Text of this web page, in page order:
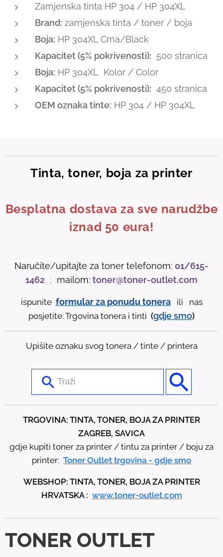
Zamjenska tinta HP 304 / HP 304XL
Brand: zamjenska tinta / toner / boja
Boja: HP 304XL Crna/Black
Kapacitet (5% pokrivenosti): 500 stranica
Boja: HP 304XL Kolor / Color
Kapacitet (5% pokrivenosti): 450 stranica
OEM oznaka tinte: HP 304 / HP 304XL
Tinta, toner, boja za printer
Besplatna dostava za sve narudžbe
iznad 50 eura!
Naručite/upitajte za toner telefonom: 01/615-
1462 ; mailom: toner@toner-outlet.com
ispunite formular za ponudu tonera
ili nas
posjetite: Trgovina tonera i tinti (gdjesmo)
Upišite oznaku svog tonera / tinte / printera
t
a
TRGOVINA: TINTA, TONER, BOJA ZA PRINTER
ZAGREB, SAVICA
gdje kupiti toner za printer / tintu za printer / boju za
printer: Toner Outlet trgovina - gdje smo
WEBSHOP: TINTA, TONER, BOJA ZA PRINTER
HRVATSKA : www.toner-outlet.com
TONER OUTLET